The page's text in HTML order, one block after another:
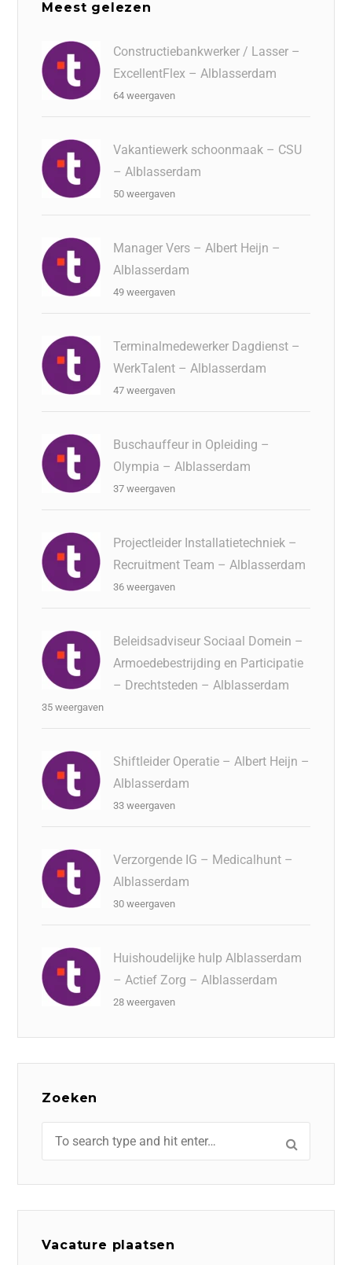
Meest gelezen
Constructiebankwerker / Lasser –
ExcellentFlex – Alblasserdam
64 weergaven
Vakantiewerk schoonmaak – CSU
– Alblasserdam
50 weergaven
Manager Vers – Albert Heijn –
Alblasserdam
49 weergaven
Terminalmedewerker Dagdienst –
WerkTalent – Alblasserdam
47 weergaven
Buschauffeur in Opleiding –
Olympia – Alblasserdam
37 weergaven
Projectleider Installatietechniek –
Recruitment Team – Alblasserdam
36 weergaven
Beleidsadviseur Sociaal Domein –
Armoedebestrijding en Participatie
– Drechtsteden – Alblasserdam
35 weergaven
Shiftleider Operatie – Albert Heijn –
Alblasserdam
33 weergaven
Verzorgende IG – Medicalhunt –
Alblasserdam
30 weergaven
Huishoudelijke hulp Alblasserdam
– Actief Zorg – Alblasserdam
28 weergaven
Zoeken
Vacature plaatsen